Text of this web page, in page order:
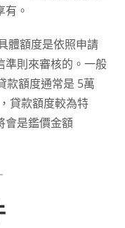
。
體額度是依照申請
準則來審核的。一般
款額度通常是 5萬
貸款額度較為特
會是鑑價金額